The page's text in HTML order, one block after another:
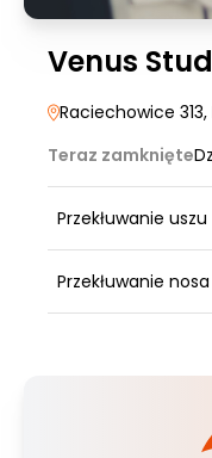
Venus
Raciechowice 313
Teraz zamknięte
Przekłuwanie uszu
Przekłuwanie nosa